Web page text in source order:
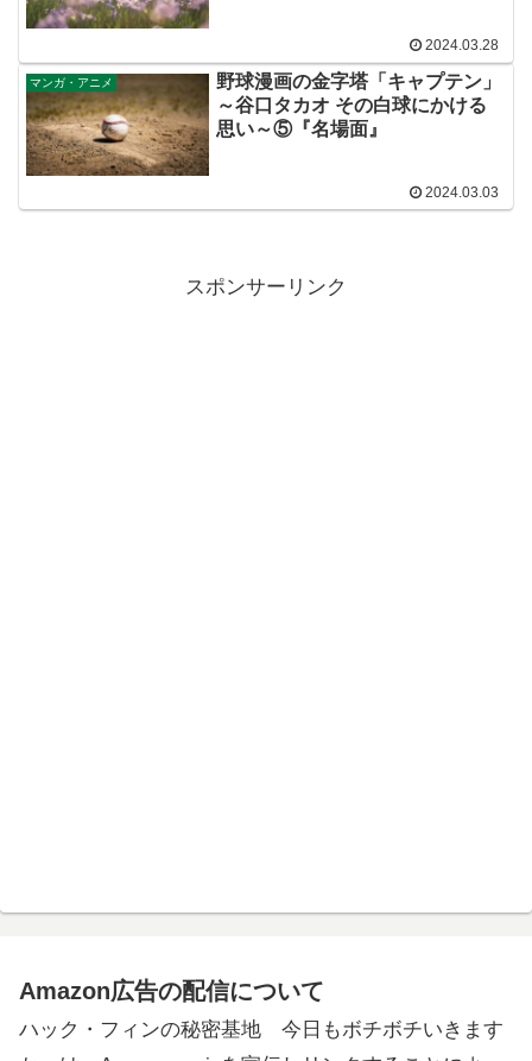
2024.03.28
マンガ・アニメ
野球漫画の金字塔「キャプテン」
～谷口タカオ その白球にかける
思い～⑤『名場面』
2024.03.03
スポンサーリンク
Amazon広告の配信について
ハック・フィンの秘密基地 今日もボチボチいきます